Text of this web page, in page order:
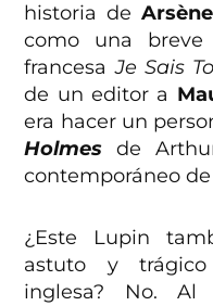
historia de
como una
francesaJe Sais
de un editor a
era hacer un
Holmes de
contemporáneo
¿Este Lupin
astuto y
inglesa? No. Al